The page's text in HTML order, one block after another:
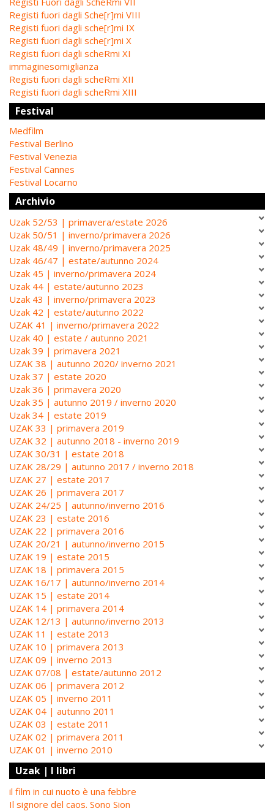
Registi fuori dagli Sche[r]mi VIII
Registi fuori dagli sche[r]mi IX
Registi fuori dagli sche[r]mi X
Registi fuori dagli scheRmi XI
immaginesomiglianza
Registi fuori dagli scheRmi XII
Registi fuori dagli scheRmi XIII
Festival
Medfilm
Festival Berlino
Festival Venezia
Festival Cannes
Festival Locarno
Archivio
Uzak 52/53 | primavera/estate 2026
Uzak 50/51 | inverno/primavera 2026
Uzak 48/49 | inverno/primavera 2025
Uzak 46/47 | estate/autunno 2024
Uzak 45 | inverno/primavera 2024
Uzak 44 | estate/autunno 2023
Uzak 43 | inverno/primavera 2023
Uzak 42 | estate/autunno 2022
UZAK 41 | inverno/primavera 2022
Uzak 40 | estate / autunno 2021
Uzak 39 | primavera 2021
UZAK 38 | autunno 2020/ inverno 2021
Uzak 37 | estate 2020
Uzak 36 | primavera 2020
Uzak 35 | autunno 2019 / inverno 2020
Uzak 34 | estate 2019
UZAK 33 | primavera 2019
UZAK 32 | autunno 2018 - inverno 2019
UZAK 30/31 | estate 2018
UZAK 28/29 | autunno 2017 / inverno 2018
UZAK 27 | estate 2017
UZAK 26 | primavera 2017
UZAK 24/25 | autunno/inverno 2016
UZAK 23 | estate 2016
UZAK 22 | primavera 2016
UZAK 20/21 | autunno/inverno 2015
UZAK 19 | estate 2015
UZAK 18 | primavera 2015
UZAK 16/17 | autunno/inverno 2014
UZAK 15 | estate 2014
UZAK 14 | primavera 2014
UZAK 12/13 | autunno/inverno 2013
UZAK 11 | estate 2013
UZAK 10 | primavera 2013
UZAK 09 | inverno 2013
UZAK 07/08 | estate/autunno 2012
UZAK 06 | primavera 2012
UZAK 05 | inverno 2011
UZAK 04 | autunno 2011
UZAK 03 | estate 2011
UZAK 02 | primavera 2011
UZAK 01 | inverno 2010
Uzak | I libri
il film in cui nuoto è una febbre
Il signore del caos. Sono Sion